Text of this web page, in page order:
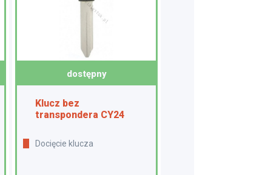
dostępny
Klucz bez
transpondera CY24
Docięcie klucza